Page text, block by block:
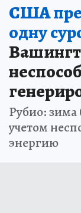
США
одну
Рубио: зима
учетом
энергию